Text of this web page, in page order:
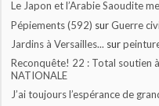
Le Japon et l’Arabie Saoudite
Pépiements (592) surGuerre
Jardins à Versailles... sur
Reconquête! 22 : Total soutien
NATIONALE
J’ai toujours l’espérance de